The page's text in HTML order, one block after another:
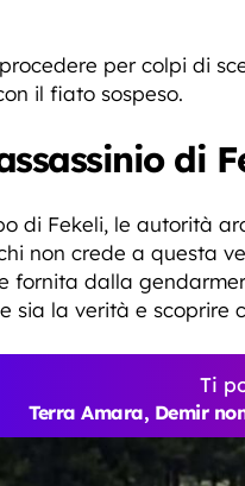
per colpi di
il fiato sospeso.
di
di Fekeli, le autorità
non crede a questa
fornita dalla
sia la verità e scoprire
Ti
Terra Amara, Demir